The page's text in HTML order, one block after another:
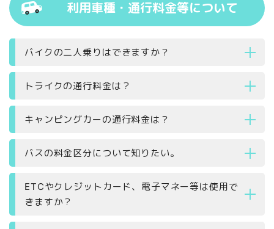
利用車種・通行料金等について
バイクの二人乗りはできますか？
トライクの通行料金は？
キャンピングカーの通行料金は？
バスの料金区分について知りたい。
ETCやクレジットカード、電子マネー等は使用で
きますか？